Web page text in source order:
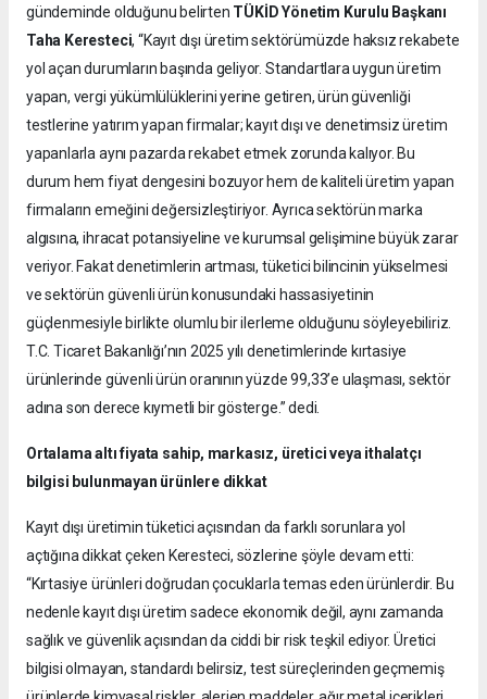
gündeminde olduğunu belirten TÜKİD Yönetim Kurulu Başkanı
Taha Keresteci, “Kayıt dışı üretim sektörümüzde haksız rekabete
yol açan durumların başında geliyor. Standartlara uygun üretim
yapan, vergi yükümlülüklerini yerine getiren, ürün güvenliği
testlerine yatırım yapan firmalar; kayıt dışı ve denetimsiz üretim
yapanlarla aynı pazarda rekabet etmek zorunda kalıyor. Bu
durum hem fiyat dengesini bozuyor hem de kaliteli üretim yapan
firmaların emeğini değersizleştiriyor. Ayrıca sektörün marka
algısına, ihracat potansiyeline ve kurumsal gelişimine büyük zarar
veriyor. Fakat denetimlerin artması, tüketici bilincinin yükselmesi
ve sektörün güvenli ürün konusundaki hassasiyetinin
güçlenmesiyle birlikte olumlu bir ilerleme olduğunu söyleyebiliriz.
T.C. Ticaret Bakanlığı’nın 2025 yılı denetimlerinde kırtasiye
ürünlerinde güvenli ürün oranının yüzde 99,33’e ulaşması, sektör
adına son derece kıymetli bir gösterge.” dedi.
Ortalama altı fiyata sahip, markasız, üretici veya ithalatçı
bilgisi bulunmayan ürünlere dikkat
Kayıt dışı üretimin tüketici açısından da farklı sorunlara yol
açtığına dikkat çeken Keresteci, sözlerine şöyle devam etti:
“Kırtasiye ürünleri doğrudan çocuklarla temas eden ürünlerdir. Bu
nedenle kayıt dışı üretim sadece ekonomik değil, aynı zamanda
sağlık ve güvenlik açısından da ciddi bir risk teşkil ediyor. Üretici
bilgisi olmayan, standardı belirsiz, test süreçlerinden geçmemiş